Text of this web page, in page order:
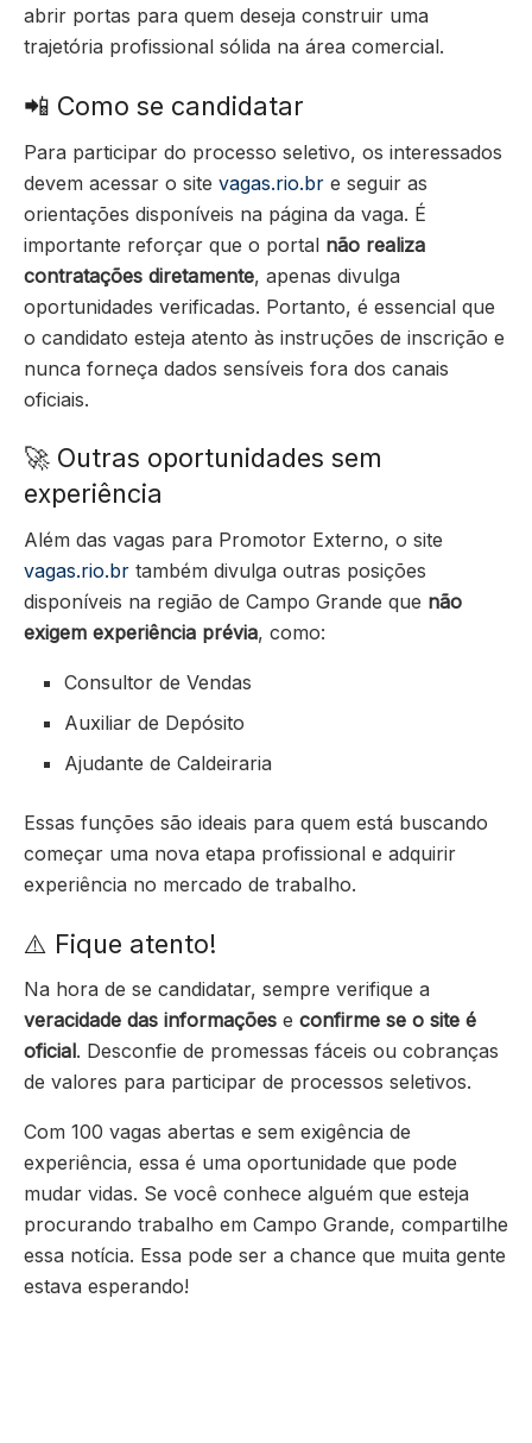
abrir portas para quem deseja construir uma
trajetória profissional sólida na área comercial.
📲 Como se candidatar
Para participar do processo seletivo, os interessados
devem acessar o site vagas.rio.br e seguir as
orientações disponíveis na página da vaga. É
importante reforçar que o portal não realiza
contratações diretamente, apenas divulga
oportunidades verificadas. Portanto, é essencial que
o candidato esteja atento às instruções de inscrição e
nunca forneça dados sensíveis fora dos canais
oficiais.
🚀 Outras oportunidades sem
experiência
Além das vagas para Promotor Externo, o site
vagas.rio.br também divulga outras posições
disponíveis na região de Campo Grande que não
exigem experiência prévia, como:
Consultor de Vendas
Auxiliar de Depósito
Ajudante de Caldeiraria
Essas funções são ideais para quem está buscando
começar uma nova etapa profissional e adquirir
experiência no mercado de trabalho.
⚠️ Fique atento!
Na hora de se candidatar, sempre verifique a
veracidade das informações e confirme se o site é
oficial. Desconfie de promessas fáceis ou cobranças
de valores para participar de processos seletivos.
Com 100 vagas abertas e sem exigência de
experiência, essa é uma oportunidade que pode
mudar vidas. Se você conhece alguém que esteja
procurando trabalho em Campo Grande, compartilhe
essa notícia. Essa pode ser a chance que muita gente
estava esperando!